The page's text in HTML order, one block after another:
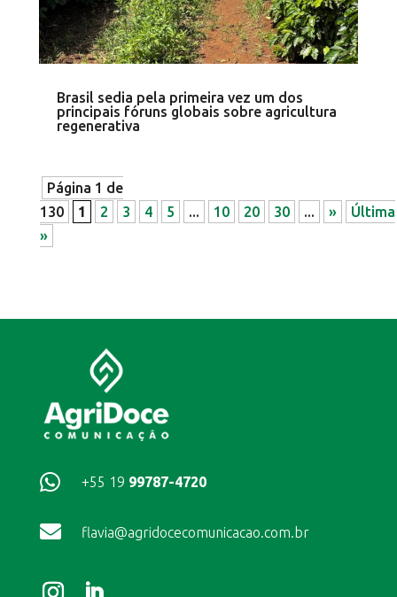
Brasil sedia pela primeira vez um dos
principais fóruns globais sobre agricultura
regenerativa
Página 1 de
130
1 2 3 4 5 ... 10 20 30 ... »
Última
»
 +55 19 99787-4720
 flavia@agridocecomunicacao.com.br